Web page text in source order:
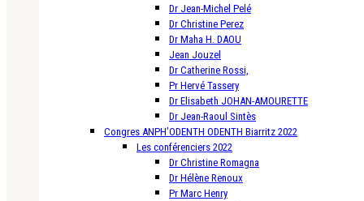
Dr Jean-Michel Pelé
Dr Christine Perez
Dr Maha H. DAOU
Jean Jouzel
Dr Catherine Rossi,
Pr Hervé Tassery
Dr Elisabeth JOHAN-AMOURETTE
Dr Jean-Raoul Sintès
Congres ANPH’ODENTH ODENTH Biarritz 2022
Les conférenciers 2022
Dr Christine Romagna
Dr Hélène Renoux
Pr Marc Henry